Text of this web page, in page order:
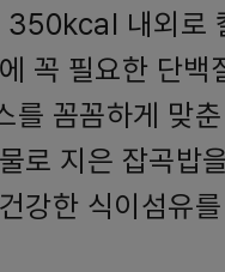
내외로
꼭 필요한 단백
를 꼼꼼하게 맞
로 지은 잡곡밥
강한 식이섬유